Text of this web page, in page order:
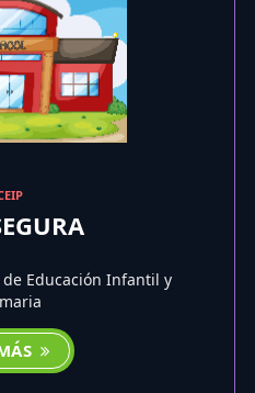
de Educación Infantil y